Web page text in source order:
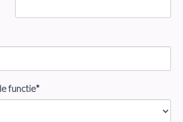
functie*